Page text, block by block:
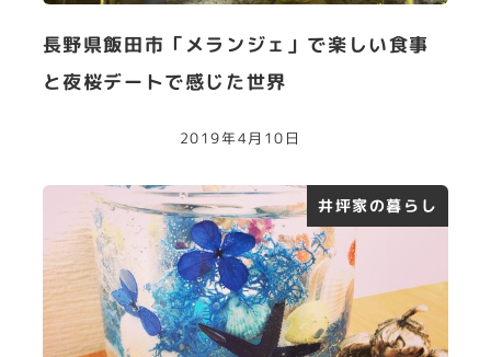
長野県飯田市「メランジェ」で楽しい食事
と夜桜デートで感じた世界
2019年4月10日
井坪家の暮らし